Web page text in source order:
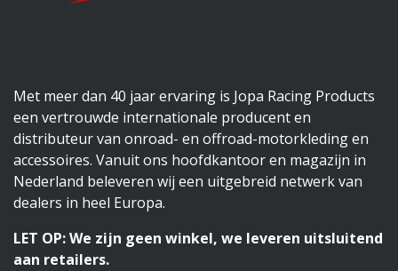
Met meer dan 40 jaar ervaring is Jopa Racing Products
een vertrouwde internationale producent en
distributeur van onroad- en offroad-motorkleding en
accessoires. Vanuit ons hoofdkantoor en magazijn in
Nederland beleveren wij een uitgebreid netwerk van
dealers in heel Europa.
LET OP: We zijn geen winkel, we leveren uitsluitend
aan retailers.